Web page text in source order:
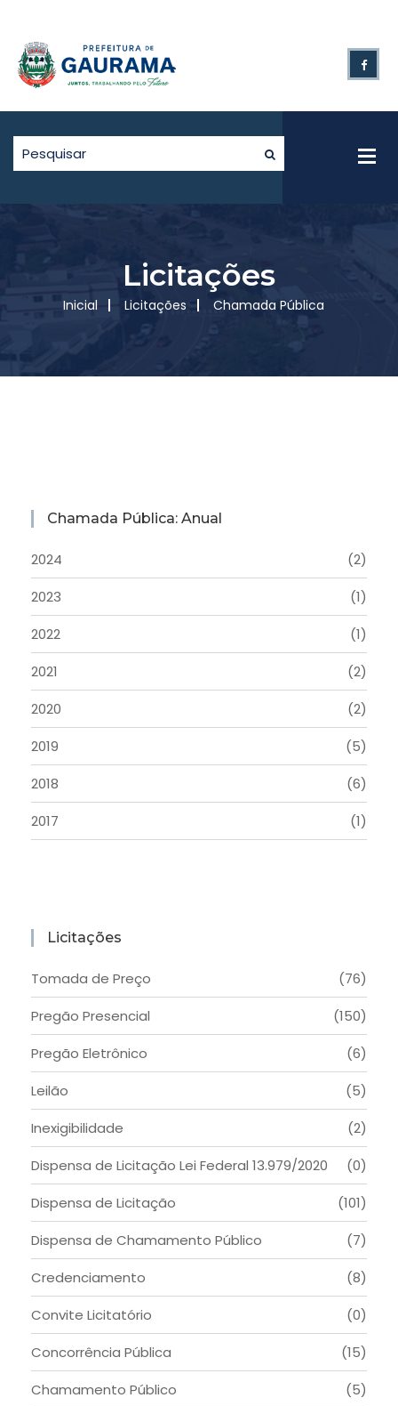
Licitações
Inicial Licitações Chamada Pública
Chamada Pública: Anual
2024
(2)
2023
(1)
2022
(1)
2021
(2)
2020
(2)
2019
(5)
2018
(6)
2017
(1)
Licitações
Tomada de Preço
(76)
Pregão Presencial
(150)
Pregão Eletrônico
(6)
Leilão
(5)
Inexigibilidade
(2)
Dispensa de Licitação Lei Federal 13.979/2020
(0)
Dispensa de Licitação
(101)
Dispensa de Chamamento Público
(7)
Credenciamento
(8)
Convite Licitatório
(0)
Concorrência Pública
(15)
Chamamento Público
(5)